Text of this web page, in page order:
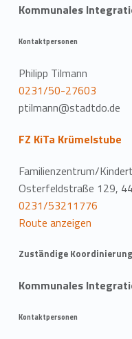
Kommunales
Kontaktpersonen
Philipp Tilmann
0231/50-27603
ptilmann@stadtdo.de
FZ KiTa Krümelstube
Familienzentrum/
Osterfeldstraße 129,
0231/53211776
Route anzeigen
Zuständige
Kommunales
Kontaktpersonen